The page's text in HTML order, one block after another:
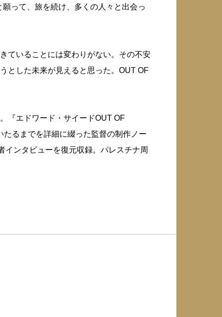
って、旅を続け、多くの人々と出会っ
ていることには変わりがない。その不安
とした未来が見えると思った。OUT OF
『エドワード・サイードOUT OF
るまでを詳細に綴った監督の制作ノー
インタビューを復元収録。パレスチナ周